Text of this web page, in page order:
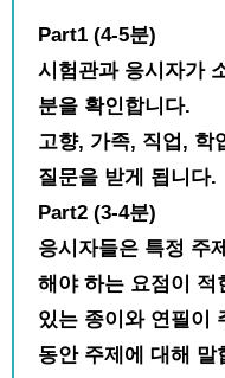
Part1 (4-5분)
시험관과 응시자가
분을 확인합니다.
고향, 가족, 직업, 학
질문을 받게 됩니다.
Part2 (3-4분)
응시자들은 특정 주
해야 하는 요점이 적
있는 종이와 연필이
동안 주제에 대해